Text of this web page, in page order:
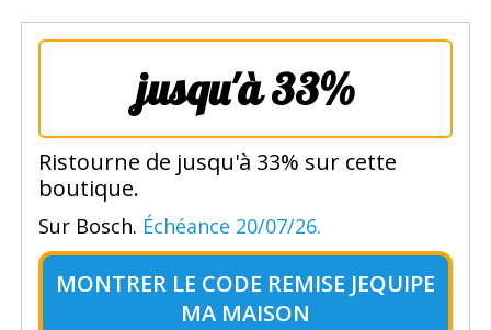
jusqu'à 33%
Ristourne de jusqu'à 33% sur cette
boutique.
Sur Bosch. Échéance 20/07/26.
MONTRER LE CODE REMISE JEQUIPE
MA MAISON